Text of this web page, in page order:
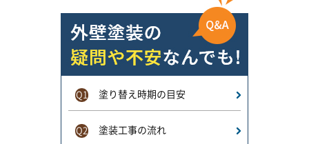
Q1 塗り替え時期の目安
Q2 塗装工事の流れ